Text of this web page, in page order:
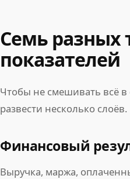
Семь разных
показателей
Чтобы не смешивать всё в
развести несколько слоёв.
Финансовый
Выручка, маржа,